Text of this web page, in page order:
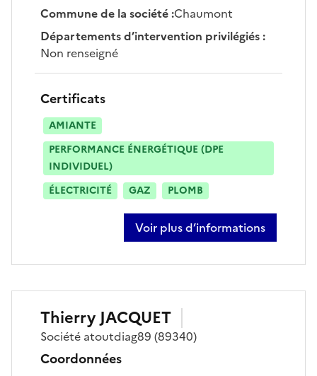
Commune de la société:Chaumont
Départements d’intervention privilégiés:
Non renseigné
Certificats
AMIANTE
PERFORMANCE ÉNERGÉTIQUE (DPE
INDIVIDUEL)
ÉLECTRICITÉ
GAZ PLOMB
Voir plus d’informations
sur jean-jacques choisy
ThierryJACQUET
Société atoutdiag89 (89340)
Coordonnées